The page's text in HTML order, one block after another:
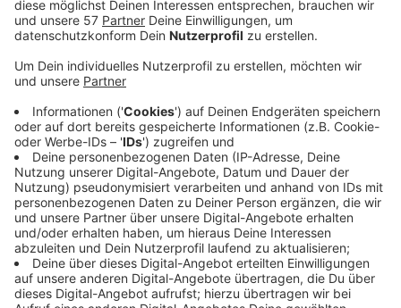
Die Stadt Alsdorf hat jetzt diePläne für das neue
Hallenbadvorgestellt. Es wird auf dem Anna-Gelände
zwischen Energeticon und dem alten Wasserturm
entstehen - auf einem grünen Sockel, sodass es zwei
Meter über dem Geländeniveau der Umgebung liegt,
heißt es von der Stadt.
Demnach soll es ein 25-Meter-Schwimmerbecken,
einen Drei-Meter-Sprungturm, ein
Lehrschwimmbecken und einen Bereich für kleine
Kinder geben. Auch eine Außenterrasse ist geplant. Die
Badehallen werden zu drei Seiten voll verglast sein -
mit Blick über den Annapark und die Halde.